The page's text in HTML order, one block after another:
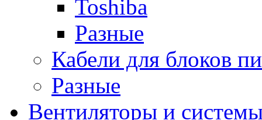
Toshiba
Разные
Кабели для блоков
Разные
Вентиляторы и